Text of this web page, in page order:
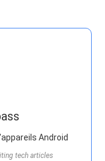
Android
tech articles